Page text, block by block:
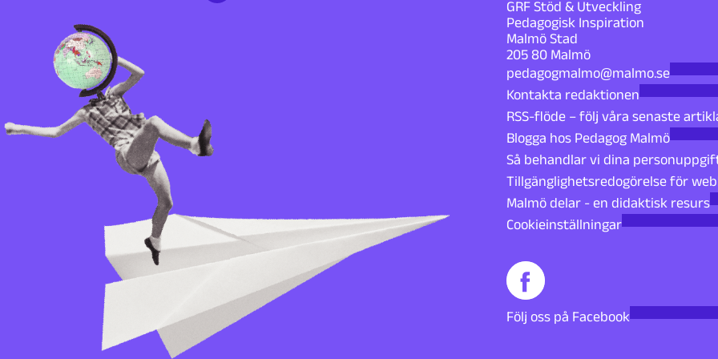
GRF Stöd & Utveckling
Pedagogisk Inspiration
Malmö Stad
205 80 Malmö
pedagogmalmo@malmo.se
Kontakta redaktionen
RSS-flöde – följ våra senaste
Blogga hos Pedagog Malmö
Så behandlar vi dina
Tillgänglighetsredogörelse för
Malmö delar - en didaktisk resurs
Cookieinställningar
Följ oss på Facebook